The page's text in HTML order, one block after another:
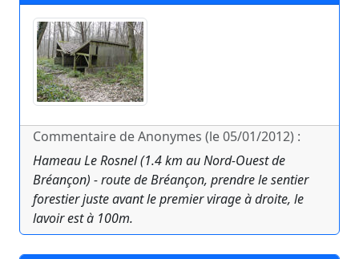
Commentaire de Anonymes (le 05/01/2012) :
Hameau Le Rosnel (1.4 km au Nord-Ouest de
Bréançon) - route de Bréançon, prendre le sentier
forestier juste avant le premier virage à droite, le
lavoir est à 100m.